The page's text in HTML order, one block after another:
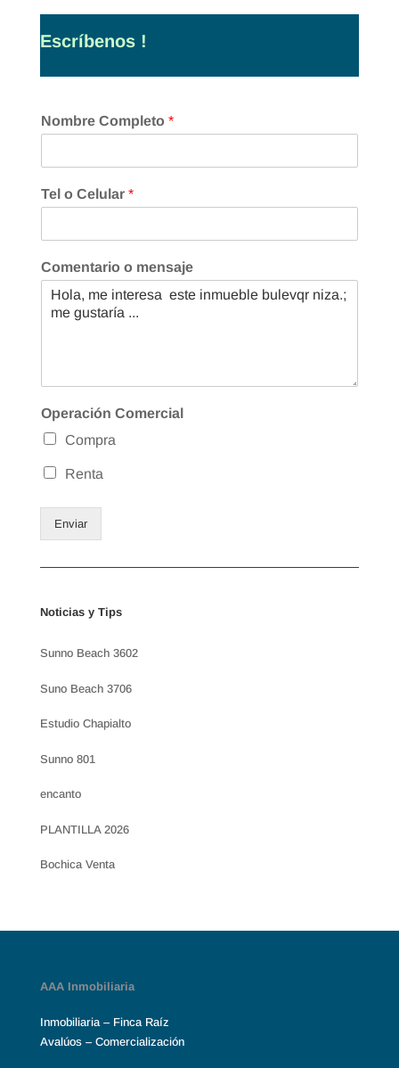
Escríbenos !
Nombre Completo *
Tel o Celular *
Comentario o mensaje
Operación Comercial
Compra
Renta
Enviar
Noticias y Tips
Sunno Beach 3602
Suno Beach 3706
Estudio Chapialto
Sunno 801
encanto
PLANTILLA 2026
Bochica Venta
AAA Inmobiliaria
Inmobiliaria – Finca Raíz
Avalúos – Comercialización